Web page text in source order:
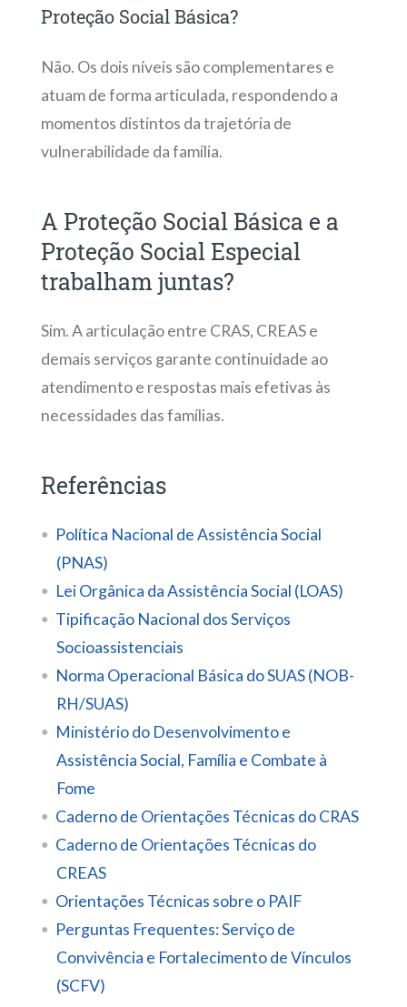
Proteção Social Básica?
Não. Os dois níveis são complementares e
atuam de forma articulada, respondendo a
momentos distintos da trajetória de
vulnerabilidade da família.
A Proteção Social Básica e a
Proteção Social Especial
trabalham juntas?
Sim. A articulação entre CRAS, CREAS e
demais serviços garante continuidade ao
atendimento e respostas mais efetivas às
necessidades das famílias.
Referências
Política Nacional de Assistência Social
(PNAS)
Lei Orgânica da Assistência Social (LOAS)
Tipificação Nacional dos Serviços
Socioassistenciais
Norma Operacional Básica do SUAS (NOB-
RH/SUAS)
Ministério do Desenvolvimento e
Assistência Social, Família e Combate à
Fome
Caderno de Orientações Técnicas do CRAS
Caderno de Orientações Técnicas do
CREAS
Orientações Técnicas sobre o PAIF
Perguntas Frequentes: Serviço de
Convivência e Fortalecimento de Vínculos
(SCFV)